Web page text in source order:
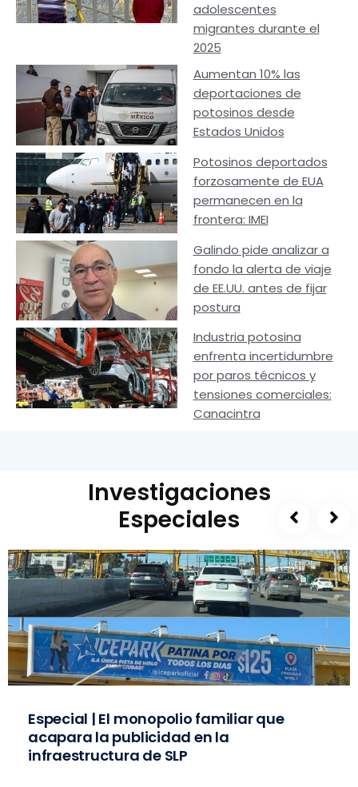
adolescentes
migrantes durante el
2025
Aumentan 10% las
deportaciones de
potosinos desde
Estados Unidos
Potosinos deportados
forzosamente de EUA
permanecen en la
frontera: IMEI
Galindo pide analizar a
fondo la alerta de viaje
de EE.UU. antes de fijar
postura
Industria potosina
enfrenta incertidumbre
por paros técnicos y
tensiones comerciales:
Canacintra
Investigaciones
Especiales
Especial | El monopolio familiar que
acapara la publicidad en la
infraestructura de SLP